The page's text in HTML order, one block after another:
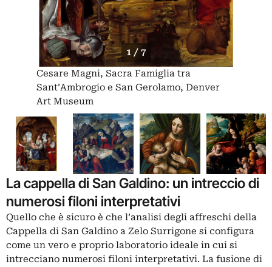
1 / 7
Cesare Magni, Sacra Famiglia tra
Sant’Ambrogio e San Gerolamo, Denver
Art Museum
La cappella di San Galdino: un intreccio di
numerosi filoni interpretativi
Quello che è sicuro è che l’analisi degli affreschi della
Cappella di San Galdino a Zelo Surrigone si configura
come un vero e proprio laboratorio ideale in cui si
intrecciano numerosi filoni interpretativi. La fusione di